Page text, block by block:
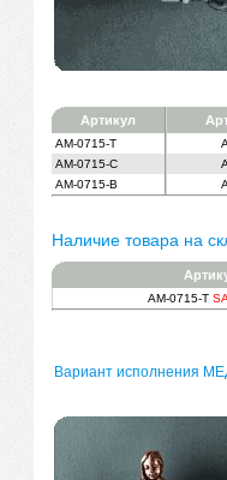
Артикул
AM-0715-T
AM-0715-C
AM-0715-B
Наличие товара на
AM-0715-T
Вариант исполнения